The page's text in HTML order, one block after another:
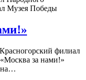
Музея Победы
филиал
за нами!»